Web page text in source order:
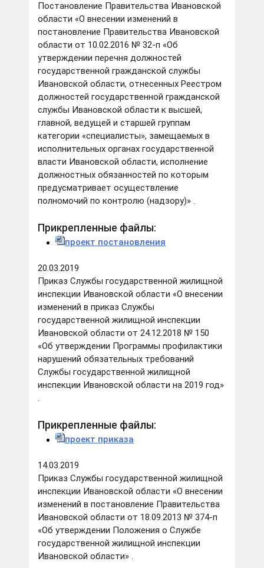
Постановление Правительства Ивановской
области «О внесении изменений в
постановление Правительства Ивановской
области от 10.02.2016 № 32-п «Об
утверждении перечня должностей
государственной гражданской службы
Ивановской области, отнесенных Реестром
должностей государственной гражданской
службы Ивановской области к высшей,
главной, ведущей и старшей группам
категории «специалисты», замещаемых в
исполнительных органах государственной
власти Ивановской области, исполнение
должностных обязанностей по которым
предусматривает осуществление
полномочий по контролю (надзору)» .
Прикрепленные файлы:
проект постановления
20.03.2019
Приказ Службы государственной жилищной
инспекции Ивановской области «О внесении
изменений в приказ Службы
государственной жилищной инспекции
Ивановской области от 24.12.2018 № 150
«Об утверждении Программы профилактики
нарушений обязательных требований
Службы государственной жилищной
инспекции Ивановской области на 2019 год»
.
Прикрепленные файлы:
проект приказа
14.03.2019
Приказ Службы государственной жилищной
инспекции Ивановской области «О внесении
изменений в постановление Правительства
Ивановской области от 18.09.2013 № 374-п
«Об утверждении Положения о Службе
государственной жилищной инспекции
Ивановской области» .